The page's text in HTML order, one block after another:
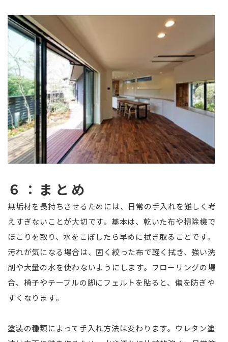
６：まとめ
無垢材を長持ちさせるためには、日常の手入れを難しく考
えすぎないことが大切です。基本は、乾いた布や掃除機で
ほこりを取り、水をこぼしたら早めに拭き取ることです。
汚れが気になる場合は、固く絞った布で軽く拭き、強い洗
剤や大量の水を使わないようにします。フローリングの場
合、椅子やテーブルの脚にフェルトを貼ると、傷を防ぎや
すくなります。
塗装の種類によって手入れ方法は変わります。ウレタン塗